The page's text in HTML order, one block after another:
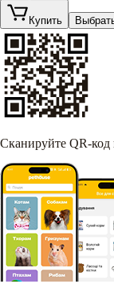
Купить
Сканируйте QR-